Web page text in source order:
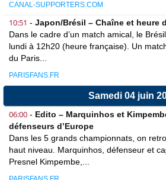
CANAL-SUPPORTERS.COM
10:51 - Japon/Brésil – Chaîne et heure
Dans le cadre d’un match amical, le
lundi à 12h20 (heure française). Un
du Paris...
PARISFANS.FR
Samedi 04 juin
06:00 - Edito – Marquinhos et
défenseurs d’Europe
Dans les 5 grands championnats, on
haut niveau. Marquinhos, défenseur et
Presnel Kimpembe,...